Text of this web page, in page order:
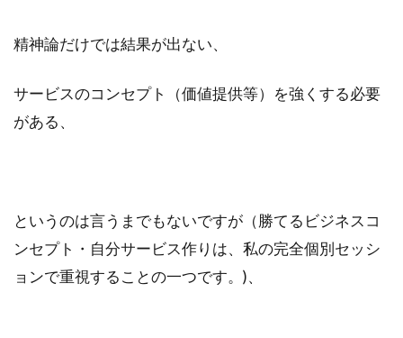
精神論だけでは結果が出ない、
サービスのコンセプト（価値提供等）を強くする必要
がある、
というのは言うまでもないですが（勝てるビジネスコ
ンセプト・自分サービス作りは、私の完全個別セッシ
ョンで重視することの一つです。)、